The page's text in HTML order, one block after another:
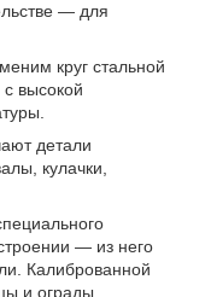
— для
круг стальной
высокой
детали
кулачки,
— из него
Калиброванной
и ограды.